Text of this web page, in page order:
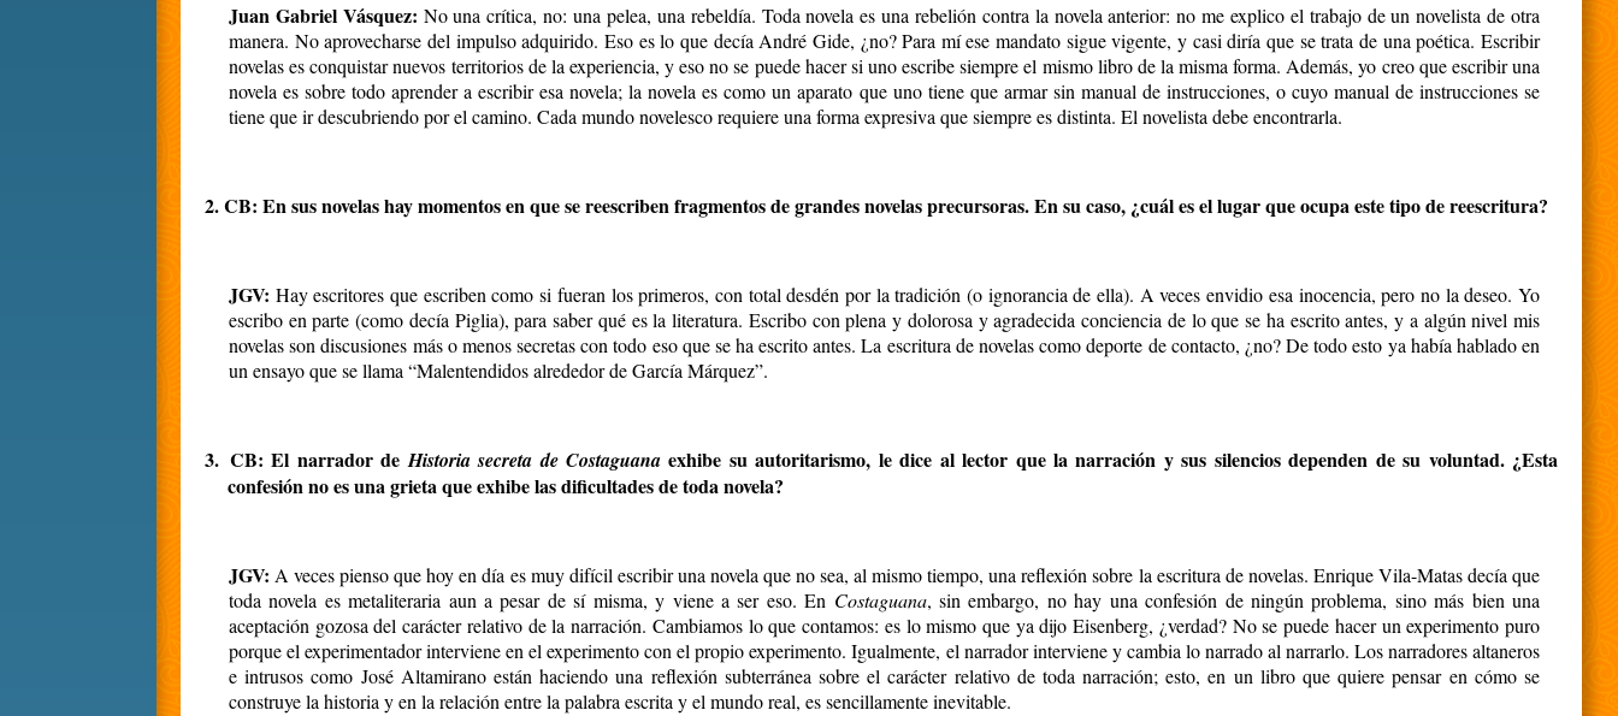
Juan Gabriel Vásquez: No una crítica, no: una pelea, una rebeldía. Toda novela es una rebelión contra la novela anterior: no me explico el trabajo de un novelista de otra
manera. No aprovecharse del impulso adquirido. Eso es lo que decía André Gide, ¿no? Para mí ese mandato sigue vigente, y casi diría que se trata de una poética. Escribir
novelas es conquistar nuevos territorios de la experiencia, y eso no se puede hacer si uno escribe siempre el mismo libro de la misma forma. Además, yo creo que escribir una
novela es sobre todo aprender a escribir esa novela; la novela es como un aparato que uno tiene que armar sin manual de instrucciones, o cuyo manual de instrucciones se
tiene que ir descubriendo por el camino. Cada mundo novelesco requiere una forma expresiva que siempre es distinta. El novelista debe encontrarla.
2.CB: En sus novelas hay momentos en que se reescriben fragmentos de grandes novelas precursoras. En su caso, ¿cuál es el lugar que ocupa este tipo de reescritura?
JGV: Hay escritores que escriben como si fueran los primeros, con total desdén por la tradición (o ignorancia de ella). A veces envidio esa inocencia, pero no la deseo. Yo
escribo en parte (como decía Piglia), para saber qué es la literatura. Escribo con plena y dolorosa y agradecida conciencia de lo que se ha escrito antes, y a algún nivel mis
novelas son discusiones más o menos secretas con todo eso que se ha escrito antes. La escritura de novelas como deporte de contacto, ¿no? De todo esto ya había hablado en
un ensayo que se llama “Malentendidos alrededor de García Márquez”.
3. CB: El narrador deHistoria secreta de Costaguana exhibe su autoritarismo, le dice al lector que la narración y sus silencios dependen de su voluntad. ¿Esta
confesión no es una grieta que exhibe las dificultades de toda novela?
JGV: A veces pienso que hoy en día es muy difícil escribir una novela que no sea, al mismo tiempo, una reflexión sobre la escritura de novelas. Enrique Vila-Matas decía que
toda novela es metaliteraria aun a pesar de sí misma, y viene a ser eso. En Costaguana, sin embargo, no hay una confesión de ningún problema, sino más bien una
aceptación gozosa del carácter relativo de la narración. Cambiamos lo que contamos: es lo mismo que ya dijo Eisenberg, ¿verdad? No se puede hacer un experimento puro
porque el experimentador interviene en el experimento con el propio experimento. Igualmente, el narrador interviene y cambia lo narrado al narrarlo. Los narradores altaneros
e intrusos como José Altamirano están haciendo una reflexión subterránea sobre el carácter relativo de toda narración; esto, en un libro que quiere pensar en cómo se
construye la historia y en la relación entre la palabra escrita y el mundo real, es sencillamente inevitable.